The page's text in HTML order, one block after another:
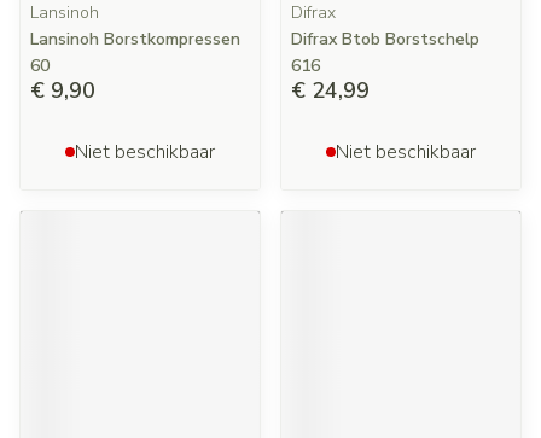
Lansinoh
Lansinoh Borstkompressen
60
€ 9,90
Niet beschikbaar
Difrax
Difrax Btob Borstschelp
616
€ 24,99
Niet beschikbaar